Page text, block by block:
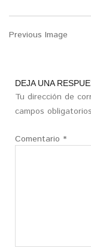
Previous Image
DEJA UNA
Tu dirección de
campos
Comentario *